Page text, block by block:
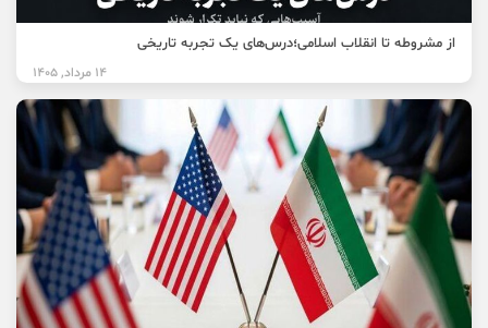
از مشروطه تا انقلاب اسلامی؛درس‌های یک تجربه تاریخی
14 مرداد, 1405